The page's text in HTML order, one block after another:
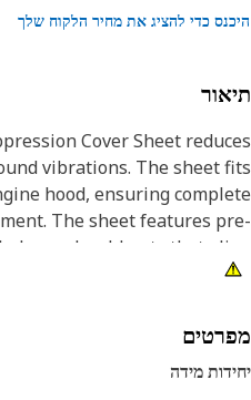
כדי להציג את מחיר הלקוח שלך
Cover Sheet
vibrations. The sheet
hood, ensuring
The sheet features
holes and weld nuts that
the hood providing a tight
by the engine during
מידה